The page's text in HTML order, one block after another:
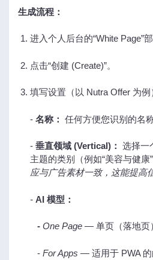
生成流程：
进入个人后台的“White Page”部
点击“创建 (Create)”。
填写设置（以 Nutra Offer 为例
- 名称： 任何方便您识别的名称
- 垂直领域 (Vertical)： 选择一
主题的类别（例如“美容与健康”
应与广告素材一致，这能提高
- AI 模型：
- One Page — 单页（落地页
- For Apps — 适用于 PWA 的